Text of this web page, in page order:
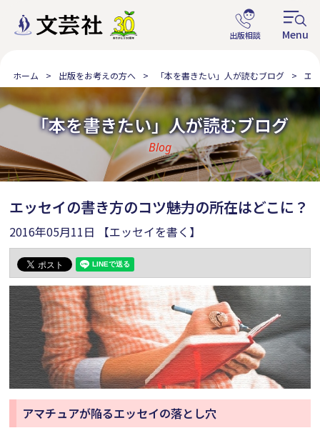
ホーム 出版をお考えの方へ 「本を書きたい」人が読むブログ エ
「本を書きたい」人が読むブログ
Blog
エッセイの書き方のコツ――魅力の所在はどこに？
2016年05月11日 【エッセイを書く】
アマチュアが陥るエッセイの落とし穴